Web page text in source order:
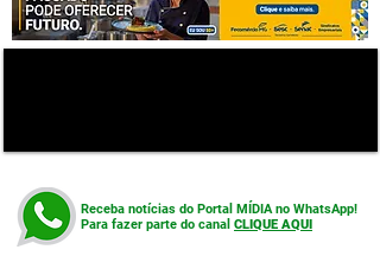
Receba notícias do Portal MÍDIA no WhatsApp!
Para fazer parte do canal CLIQUE AQUI